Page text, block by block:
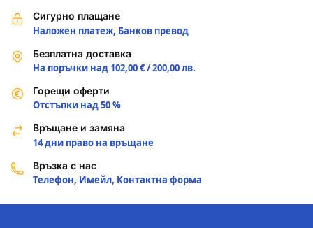
Сигурно плащане
Наложен платеж, Банков превод
Безплатна доставка
На поръчки над 102,00 € / 200,00 лв.
Горещи оферти
Отстъпки над 50 %
Връщане и замяна
14 дни право на връщане
Връзка с нас
Телефон, Имейл, Контактна форма